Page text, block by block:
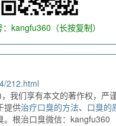
kangfu360（长按复制）
212.html
我们享有本文的著作权，严
提供治疗口臭的方法、 口臭的
根治口臭微信：kangfu360